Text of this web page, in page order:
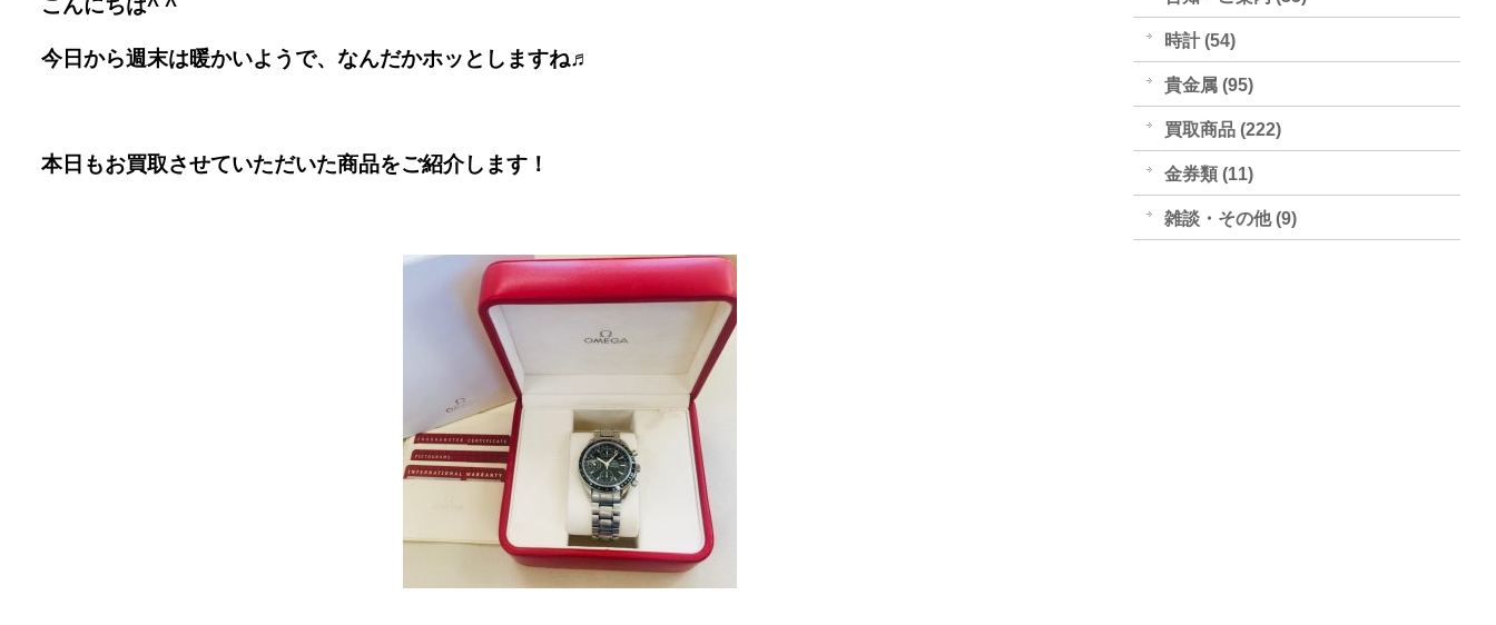
こんにちは^ ^
今日から週末は暖かいようで、なんだかホッとしますね♬
本日もお買取させていただいた商品をご紹介します！
時計 (54)
貴金属 (95)
買取商品 (222)
金券類 (11)
雑談・その他 (9)